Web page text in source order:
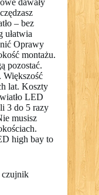
dawały
– bez
ułatwia
Oprawy
montażu.
pozostać.
Większość
lat. Koszty
LED
3 do 5 razy
musisz
high bay to
czujnik